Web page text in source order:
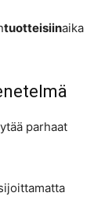
tuotteisiinaika
parhaat